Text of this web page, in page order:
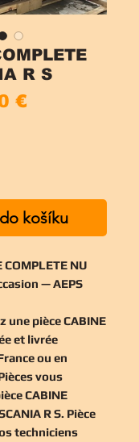
R S
€
košíku
COMPLETE NU
— AEPS
une pièce CABINE
et livrée
ou en
vous
CABINE
R S. Pièce
techniciens